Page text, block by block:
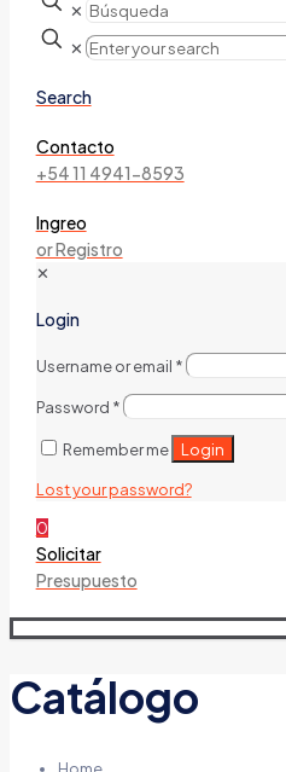
✕
✕
Search
Contacto
+54 11 4941-8593
Ingreo
or Registro
✕
Login
Username or email *
Password *
Remember me Login
Lost your password?
0
Solicitar
Presupuesto
Catálogo
Home